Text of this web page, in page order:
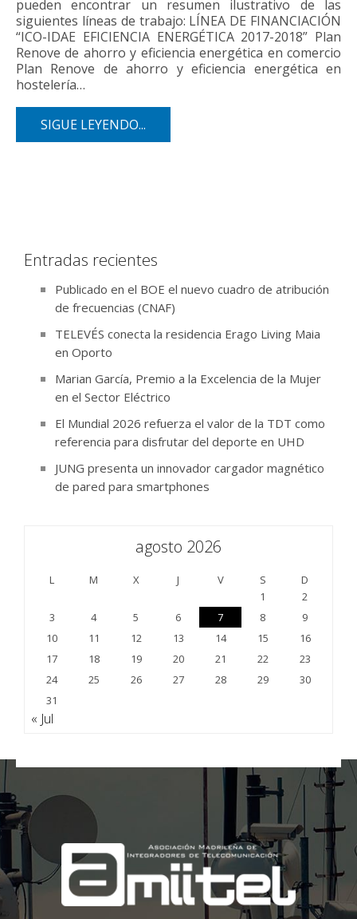
pueden encontrar un resumen ilustrativo de las
siguientes líneas de trabajo: LÍNEA DE FINANCIACIÓN
“ICO-IDAE EFICIENCIA ENERGÉTICA 2017-2018” Plan
Renove de ahorro y eficiencia energética en comercio
Plan Renove de ahorro y eficiencia energética en
hostelería…
SIGUE LEYENDO...
Entradas recientes
Publicado en el BOE el nuevo cuadro de atribución
de frecuencias (CNAF)
TELEVÉS conecta la residencia Erago Living Maia
en Oporto
Marian García, Premio a la Excelencia de la Mujer
en el Sector Eléctrico
El Mundial 2026 refuerza el valor de la TDT como
referencia para disfrutar del deporte en UHD
JUNG presenta un innovador cargador magnético
de pared para smartphones
agosto 2026
L M X J V S
D
1
2
3
4 5 6 7 8
9
10
11 12 13 14 15
16
17
18 19 20 21 22
23
24
25 26 27 28 29
30
31
« Jul
;